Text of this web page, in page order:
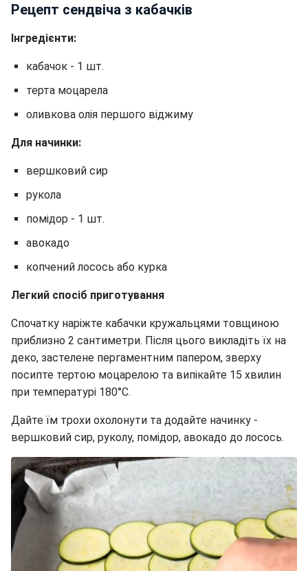
Рецепт сендвіча з кабачків
Інгредієнти:
кабачок - 1 шт.
терта моцарела
оливкова олія першого віджиму
Для начинки:
вершковий сир
рукола
помідор - 1 шт.
авокадо
копчений лосось або курка
Легкий спосіб приготування
Спочатку наріжте кабачки кружальцями товщиною
приблизно 2 сантиметри. Після цього викладіть їх на
деко, застелене пергаментним папером, зверху
посипте тертою моцарелою та випікайте 15 хвилин
при температурі 180°C.
Дайте їм трохи охолонути та додайте начинку -
вершковий сир, руколу, помідор, авокадо до лосось.